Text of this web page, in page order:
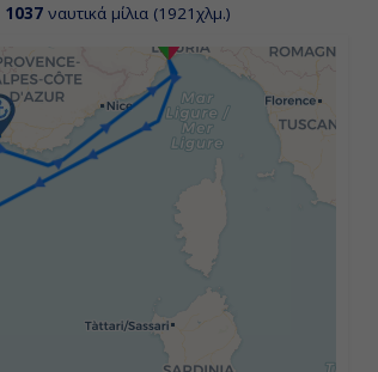
1037 ναυτικά μίλια (1921χλμ.)